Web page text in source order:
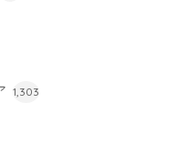
1,303